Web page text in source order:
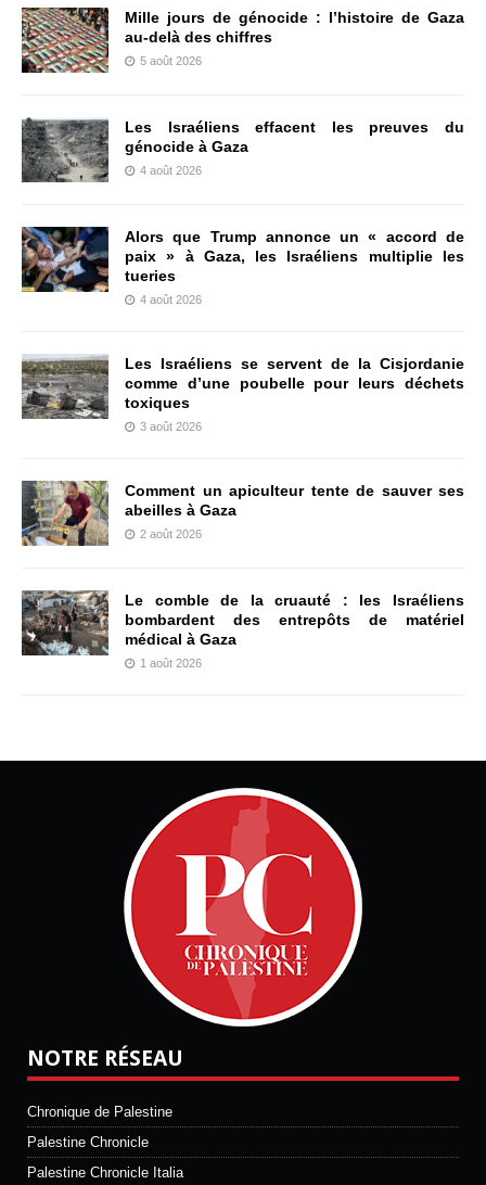
Mille jours de génocide : l’histoire de Gaza
au-delà des chiffres
5 août 2026
Les Israéliens effacent les preuves du
génocide à Gaza
4 août 2026
Alors que Trump annonce un « accord de
paix » à Gaza, les Israéliens multiplie les
tueries
4 août 2026
Les Israéliens se servent de la Cisjordanie
comme d’une poubelle pour leurs déchets
toxiques
3 août 2026
Comment un apiculteur tente de sauver ses
abeilles à Gaza
2 août 2026
Le comble de la cruauté : les Israéliens
bombardent des entrepôts de matériel
médical à Gaza
1 août 2026
NOTRE RÉSEAU
Chronique de Palestine
Palestine Chronicle
Palestine Chronicle Italia